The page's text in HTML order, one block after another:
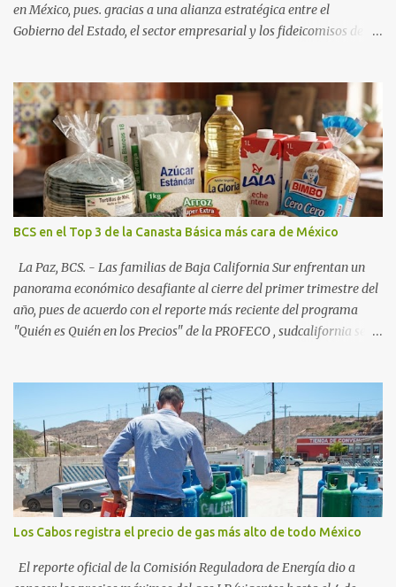
en México, pues. gracias a una alianza estratégica entre el
Gobierno del Estado, el sector empresarial y los fideicomisos de
una derrama económica sin precedentes. Las proyecciones para
este periodo vacacional son optimistas, con un promedio estatal
que supera el 70% . Sin embargo, la sorpresa del año la ha dado el
norte del estado. Comondú encabeza las expectativas con un
impresionante 89% de ocupación, impulsado por el interés
creciente en el turismo de naturaleza. Le siguen destinos
consolidados y emergentes: Los Cabos: 72% promedio (esperando
picos del 79% en Año Nuevo). La Paz: 66%. Loreto: 58%. Mulegé:
54%. "Estamos viendo un fenómeno de diversificación. Ya no solo
vienen por el lujo de Los Cabos, sino por la aut...
BCS en el Top 3 de la Canasta Básica más cara de México
La Paz, BCS. - Las familias de Baja California Sur enfrentan un
panorama económico desafiante al cierre del primer trimestre del
año, pues de acuerdo con el reporte más reciente del programa
"Quién es Quién en los Precios" de la PROFECO , sudcalifornia se
datos correspondientes al cierre de marzo y la primera semana de
abril revelan que adquirir el paquete de los 24 productos
esenciales alcanzó un precio de 942.50 pesos en la ciudad de La Paz
. Este monto fue detectado específicamente en el establecimiento
Bodega Aurrera ubicado en el fraccionamiento Camino Real,
superando la barrera de los 910 pesos establecida como meta por
el gobierno federal en el Paquete Contra la Inflación y la Carestía
(PACIC). Dentro del análisis por zonas geográficas, la entidad se
ubica en la región Centro-Norte , que comparte con estados como
Los Cabos registra el precio de gas más alto de todo México
El reporte oficial de la Comisión Reguladora de Energía dio a